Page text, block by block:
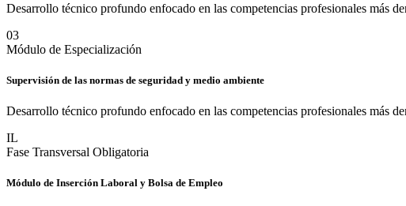
Desarrollo técnico profundo enfocado en las competencias profesionales más
03
Módulo de Especialización
Supervisión de las normas de seguridad y medio ambiente
Desarrollo técnico profundo enfocado en las competencias profesionales más
IL
Fase Transversal Obligatoria
Módulo de Inserción Laboral y Bolsa de Empleo